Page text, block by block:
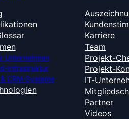
Unternehmen
Infrastruktur
& CRM-Systeme
Karriere
Team
Projekt-
Projekt-
IT-
Partner
Videos